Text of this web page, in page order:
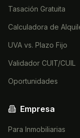
Tasación Gratuita
Calculadora de
UVA vs. Plazo Fijo
Validador CUIT/CUIL
Oportunidades
Empresa
Para Inmobiliarias